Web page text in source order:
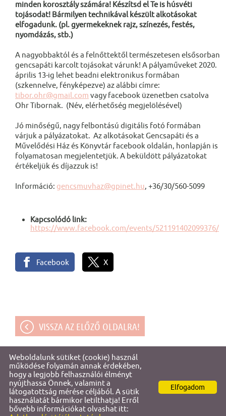
minden korosztály számára! Készítsd el Te is húsvéti
tojásodat! Bármilyen technikával készült alkotásokat
elfogadunk. (pl. gyermekeknek rajz, színezés, festés,
nyomdázás, stb.)
A nagyobbaktól és a felnőttektől természetesen elsősorban
gencsapáti karcolt tojásokat várunk! A pályaműveket 2020.
április 13-ig lehet beadni elektronikus formában
(szkennelve, fényképezve) az alábbi címre:
tibor.ohr@gmail.com vagy facebook üzenetben csatolva
Ohr Tibornak. (Név, elérhetőség megjelölésével)
Jó minőségű, nagy felbontású digitális fotó formában
várjuk a pályázatokat. Az alkotásokat Gencsapáti és a
Művelődési Ház és Könyvtár facebook oldalán, honlapján is
folyamatosan megjelentetjük. A beküldött pályázatokat
értékeljük és díjazzuk is!
Információ: gencsmuvhaz@gpinet.hu, +36/30/560-5099
Kapcsolódó link:
https://www.facebook.com/events/521191402099376/
Facebook X
VISSZA AZ ELŐZŐ OLDALRA!
© 2026 - Gencsapáti Értéktára
Oldal információklAdatkezelési tájékoztató lImpresszum
Elfogadom
Weboldalunk sütiket (cookie) használ
működése folyamán annak érdekében,
hogy a legjobb felhasználói élményt
nyújthassa Önnek, valamint a
látogatottság mérése céljából. A sütik
használatát bármikor letilthatja! Erről
bővebb információkat olvashat itt: